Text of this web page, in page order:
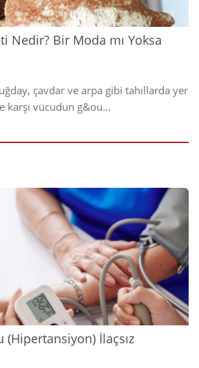
Nedir? Bir Moda mı Yoksa
çavdar ve arpa gibi tahıllarda yer
karşı vücudun g&ou...
2026
(Hipertansiyon) İlaçsız